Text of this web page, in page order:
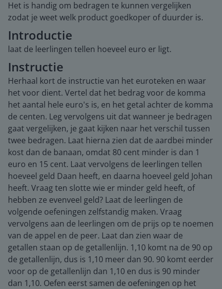
Het is handig om bedragen te kunnen vergelijken
zodat je weet welk product goedkoper of duurder is.
Introductie
laat de leerlingen tellen hoeveel euro er ligt.
Instructie
Herhaal kort de instructie van het euroteken en waar
het voor dient. Vertel dat het bedrag voor de komma
het aantal hele euro's is, en het getal achter de komma
de centen. Leg vervolgens uit dat wanneer je bedragen
gaat vergelijken, je gaat kijken naar het verschil tussen
twee bedragen. Laat hierna zien dat de aardbei minder
kost dan de banaan, omdat 80 cent minder is dan 1
euro en 15 cent. Laat vervolgens de leerlingen tellen
hoeveel geld Daan heeft, en daarna hoeveel geld Johan
heeft. Vraag ten slotte wie er minder geld heeft, of
hebben ze evenveel geld? Laat de leerlingen de
volgende oefeningen zelfstandig maken. Vraag
vervolgens aan de leerlingen om de prijs op te noemen
van de appel en de peer. Laat dan zien waar de
getallen staan op de getallenlijn. 1,10 komt na de 90 op
de getallenlijn, dus is 1,10 meer dan 90. 90 komt eerder
voor op de getallenlijn dan 1,10 en dus is 90 minder
dan 1,10. Oefen eerst samen de oefeningen op het